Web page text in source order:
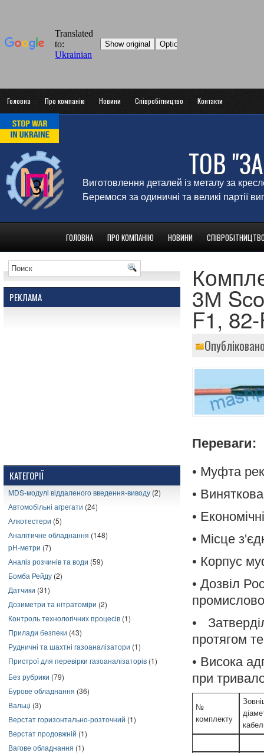
Головна Про компанію Новини Співробітництво Контакти
ТОВ
Виготовлення деталей із металу за
Беремося за одиничні та великі партії
ГОЛОВНА ПРО КОМПАНІЮ НОВИНИ
РЕКЛАМА
КАТЕГОРІЇ
MDS-модулі віддаленого введення-виводу (2)
Автомобільні агрегати (24)
Алкотестери (5)
Аналітичне обладнання (148)
pH-метри (7)
Аналіз розчинів та води (59)
Бомба Рейду (2)
Датчики (31)
Дозиметри та нітратоміри (2)
Контроль технологічних процесів (1)
Прилади безпеки (43)
Рудничні та шахтні газоаналізатори (1)
Пристрої для перевірки газоаналізаторів (1)
Без рубрики (79)
Бурове обладнання (36)
Вальці (3)
Верстат горизонтально-розточний (1)
Верстат продовжній (1)
Вагове обладнання (1)
3М
F1,
Переваги:
• Муфта
•
•
• Місце
• Корпус
• Дозвіл
•
протягом
• Висока
при
№
комплекту